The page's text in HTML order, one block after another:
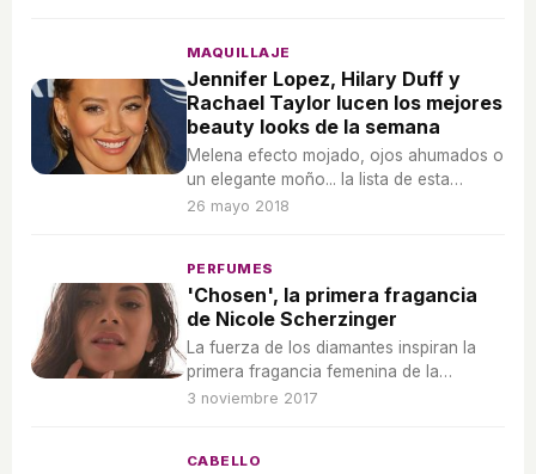
MAQUILLAJE
Jennifer Lopez, Hilary Duff y
Rachael Taylor lucen los mejores
beauty looks de la semana
Melena efecto mojado, ojos ahumados o
un elegante moño... la lista de esta
semana viene cargada de looks para
26 mayo 2018
PERFUMES
'Chosen', la primera fragancia
de Nicole Scherzinger
La fuerza de los diamantes inspiran la
primera fragancia femenina de la
cantante Nicole Scherzinger, 'Chosen'.
3 noviembre 2017
CABELLO